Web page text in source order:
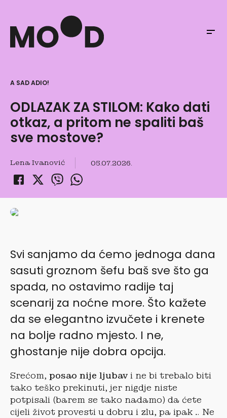
A SAD ADIO!
ODLAZAK ZA STILOM: Kako dati
otkaz, a pritom ne spaliti baš
sve mostove?
Lena Ivanović 05.07.2026.
Svi sanjamo da ćemo jednoga dana
sasuti groznom šefu baš sve što ga
spada, no ostavimo radije taj
scenarij za noćne more. Što kažete
da se elegantno izvučete i krenete
na bolje radno mjesto. I ne,
ghostanje nije dobra opcija.
Srećom, posao nije ljubav i ne bi trebalo biti
tako teško prekinuti, jer nigdje niste
potpisali (barem se tako nadamo) da ćete
cijeli život provesti u dobru i zlu, pa ipak… Ne